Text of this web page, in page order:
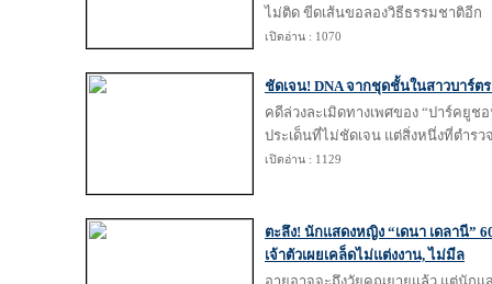
ไม่ติด ขีดเส้นขอลองวิธีธรรมชาติอีก
เปิดอ่าน : 1070
ชัดเจน! DNA จากชุดชั้นในสาวบาร์ต
คดีล่วงละเมิดทางเพศของ “ปาร์คยูชอ
ประเด็นที่ไม่ชัดเจน แต่สิ่งหนึ่งที่ตำรว
เปิดอ่าน : 1129
ตะลึง! นักแสดงหญิง “เดนา เดลานี”
เจ้าตัวเผยเคล็ดไม่แต่งงาน, ไม่มีล